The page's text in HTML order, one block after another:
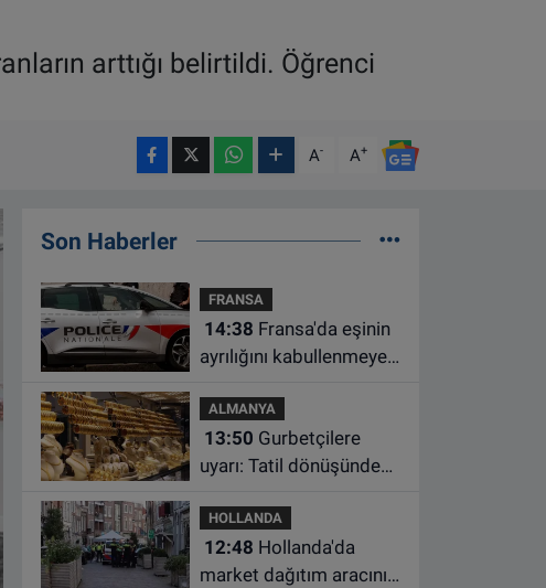
arttığı belirtildi. Öğrenci
A- A+
Son Haberler
FRANSA
14:38
ayrılığını kabullenmeyen
oğlunu öldürdü
ALMANYA
13:50
uyarı: Tatil dönüşünde
kuralları unutmayın
HOLLANDA
12:48
market dağıtım aracının